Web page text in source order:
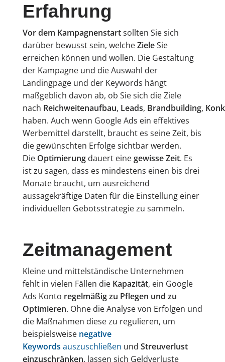
Erfahrung
Vor dem Kampagnenstartsollten Sie sich
darüber bewusst sein, welcheZieleSie
erreichen können und wollen. Die Gestaltung
der Kampagne und die Auswahl der
Landingpage und der Keywords hängt
maßgeblich davon ab, ob Sie sich die Ziele
nach Reichweitenaufbau, Leads, Brandbuilding,
haben. Auch wenn Google Ads ein effektives
Werbemittel darstellt, braucht es seine Zeit, bis
die gewünschten Erfolge sichtbar werden.
Die Optimierungdauert einegewisse Zeit. Es
ist zu sagen, dass es mindestens einen bis drei
Monate braucht, um ausreichend
aussagekräftige Daten für die Einstellung einer
individuellen Gebotsstrategie zu sammeln.
Zeitmanagement
Kleine und mittelständische Unternehmen
fehlt in vielen Fällen die Kapazität, ein Google
Ads Konto regelmäßigzu Pflegen und zu
Optimieren. Ohne die Analyse von Erfolgen und
die Maßnahmen diese zu regulieren, um
beispielsweise negative
Keywords auszuschließen und Streuverlust
einzuschränken, lassen sich Geldverluste